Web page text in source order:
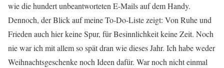
wie die hundert unbeantworteten E-Mails auf dem Handy.
Dennoch, der Blick auf meine To-Do-Liste zeigt: Von Ruhe und
Frieden auch hier keine Spur, für Besinnlichkeit keine Zeit. Noch
nie war ich mit allem so spät dran wie dieses Jahr. Ich habe weder
Weihnachtsgeschenke noch Ideen dafür. War noch nicht einmal